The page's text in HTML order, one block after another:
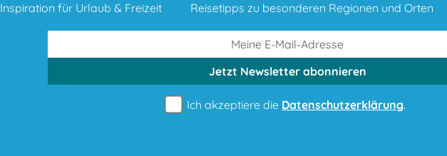
Inspiration für Urlaub & Freizeit
Reisetipps zu besonderen Regionen und Orten
Jetzt Newsletterabonnieren
Ich akzeptiere die Datenschutzerklärung.